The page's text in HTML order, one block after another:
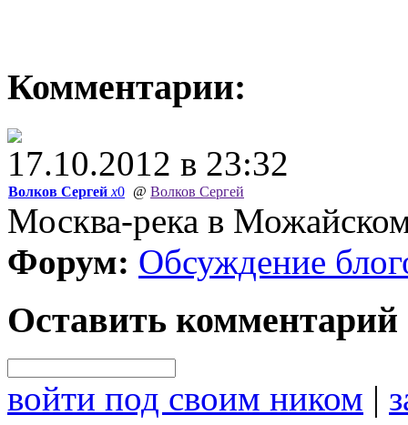
Комментарии:
17.10.2012 в 23:32
Волков Сергей x0 @ Волков Сергей
Москва-река в
Форум: Обсуждение
Оставить комментарий
войти под своим ником |